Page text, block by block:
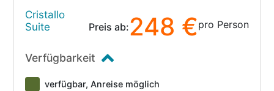
Cristallo
Suite
Preis ab:248 €pro Person
Verfügbarkeit
verfügbar, Anreise möglich